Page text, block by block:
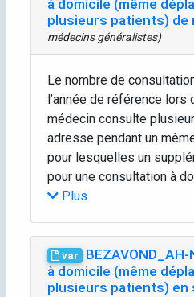
à domicile (même
plusieurs patients) de
médecins généralistes)
Le nombre de
l’année de référence
médecin consulte
adresse pendant un
pour lesquelles un
pour une consultation à
Plus
var
à domicile (même
plusieurs patients) en